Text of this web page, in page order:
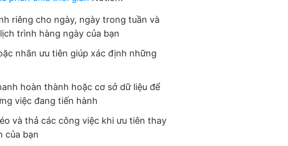
riêng cho ngày, ngày trong tuần và
trình hàng ngày của bạn
nhãn ưu tiên giúp xác định những
hoàn thành hoặc cơ sở dữ liệu để
việc đang tiến hành
và thả các công việc khi ưu tiên thay
của bạn